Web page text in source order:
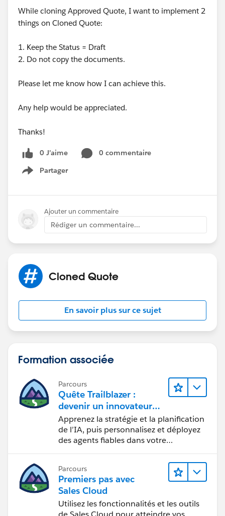
While cloning Approved Quote, I want to implement 2
things on Cloned Quote:
1. Keep the Status = Draft
2. Do not copy the documents.
Please let me know how I can achieve this.
Any help would be appreciated.
Thanks!
0 J’aime
0 commentaire
Partager
Show menu
Ajouter un commentaire
Rédiger un commentaire...
Cloned Quote
En savoir plus sur ce sujet
Formation associée
Parcours
Quête Trailblazer :
devenir un innovateur
Agentblazer
Apprenez la stratégie et la planification
de l’IA, puis personnalisez et déployez
des agents fiables dans votre
Parcours
Premiers pas avec
Sales Cloud
Utilisez les fonctionnalités et les outils